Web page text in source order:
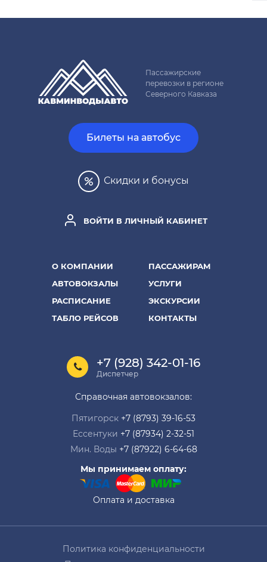
Пассажирские
перевозки в регионе
Северного Кавказа
Билеты на автобус
Скидки и бонусы
ВОЙТИ В ЛИЧНЫЙ КАБИНЕТ
О КОМПАНИИ
АВТОВОКЗАЛЫ
РАСПИСАНИЕ
ТАБЛО РЕЙСОВ
ПАССАЖИРАМ
УСЛУГИ
ЭКСКУРСИИ
КОНТАКТЫ
+7 (928) 342-01-16
Диспетчер
Справочная автовокзалов:
Пятигорск +7 (8793) 39-16-53
Ессентуки +7 (87934) 2-32-51
Мин. Воды +7 (87922) 6-64-68
Мы принимаем оплату:
Оплата и доставка
Политика конфиденциальности